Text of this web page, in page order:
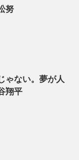
努
ゃない。夢が人
翔平